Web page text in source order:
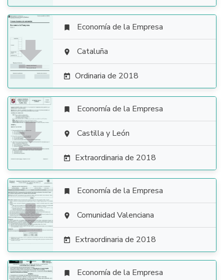

 Economía de la Empresa
 Cataluña
 Ordinaria de 2018

 Economía de la Empresa
 Castilla y León
 Extraordinaria de 2018

 Economía de la Empresa
 Comunidad Valenciana
 Extraordinaria de 2018
 Economía de la Empresa